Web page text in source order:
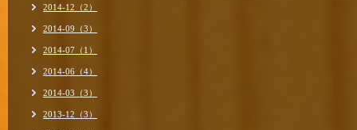
2014-12（2）
2014-09（3）
2014-07（1）
2014-06（4）
2014-03（3）
2013-12（3）